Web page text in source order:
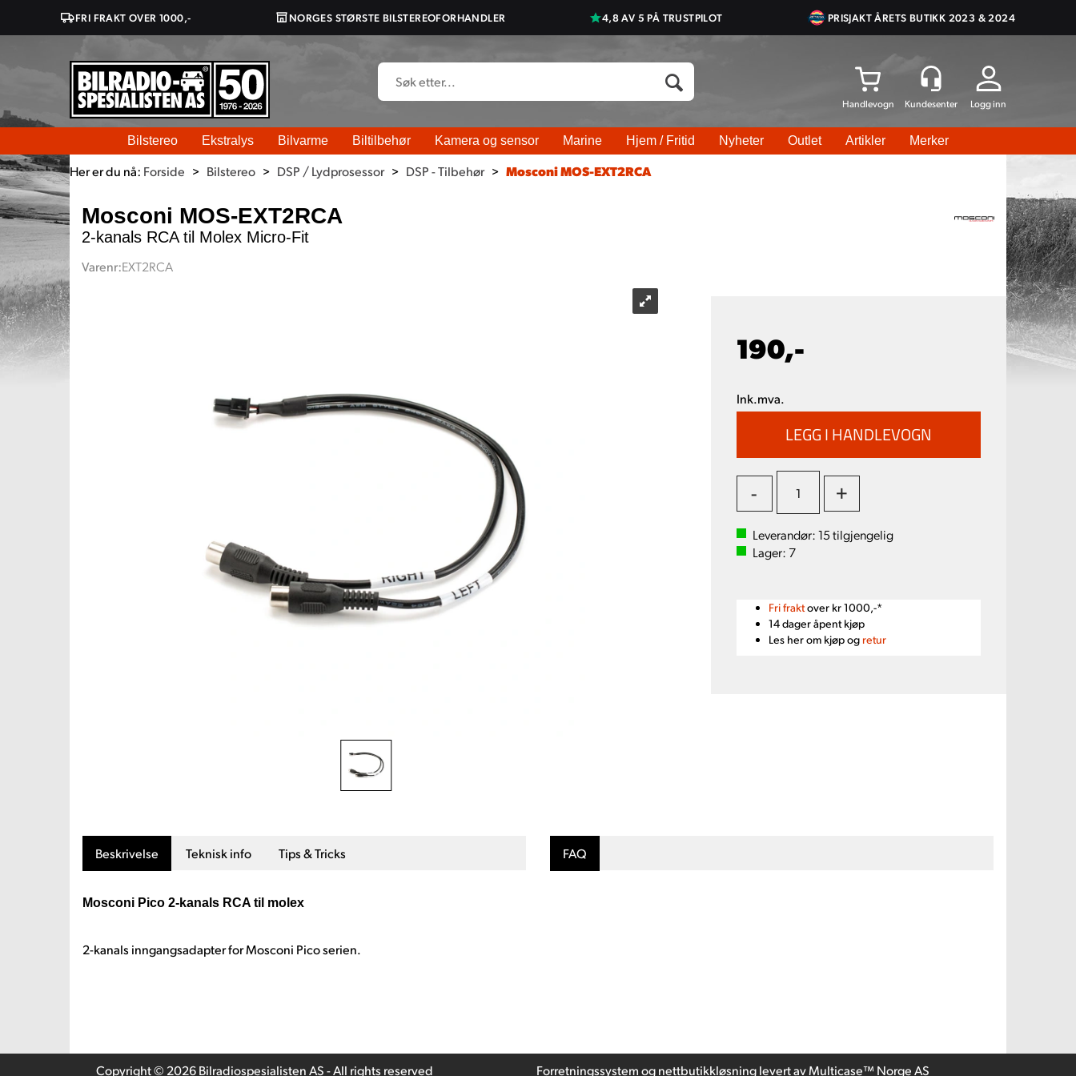
FRI FRAKT OVER 1000,- NORGES STØRSTE BILSTEREOFORHANDLER 4,8 AV 5 PÅ TRUSTPILOT PRISJAKT ÅRETS BUTIKK 2023 & 2024
Logg inn
Bilstereo Ekstralys Bilvarme Biltilbehør Kamera og sensor Marine Hjem / Fritid Nyheter Outlet Artikler Merker
Her er du nå: Forside > Bilstereo > DSP / Lydprosessor > DSP - Tilbehør > Mosconi MOS-EXT2RCA
Mosconi MOS-EXT2RCA
2-kanals RCA til Molex Micro-Fit
Varenr:EXT2RCA
190,-
Ink.mva.
- +
Leverandør:15tilgjengelig
Lager: 7
Fri fraktover kr 1000,-*
14 dager åpent kjøp
Les her om kjøp og retur
Beskrivelse Teknisk info Tips & Tricks
Mosconi Pico 2-kanals RCA til molex
2-kanals inngangsadapter for Mosconi Pico serien.
FAQ
Copyright © 2026 Bilradiospesialisten AS - All rights reserved Forretningssystemognettbutikkløsninglevert avMulticase™ Norge AS